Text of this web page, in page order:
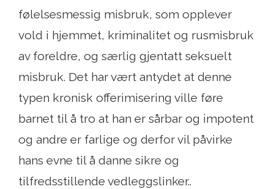
følelsesmessig misbruk, som opplever
vold i hjemmet, kriminalitet og rusmisbruk
av foreldre, og særlig gjentatt seksuelt
misbruk. Det har vært antydet at denne
typen kronisk offerimisering ville føre
barnet til å tro at han er sårbar og impotent
og andre er farlige og derfor vil påvirke
hans evne til å danne sikre og
tilfredsstillende vedleggslinker..